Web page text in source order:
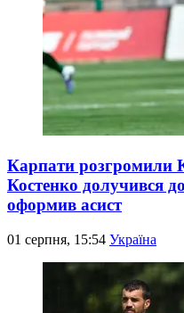
Карпати розгромили
Костенко долучився
оформив асист
01 серпня, 15:54 Україна